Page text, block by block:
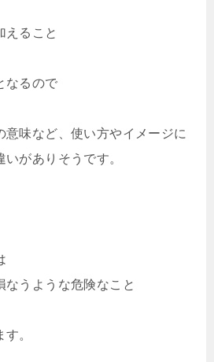
えること
なるので
意味など、使い方やイメージに
がありそうです。
なうような危険なこと
。